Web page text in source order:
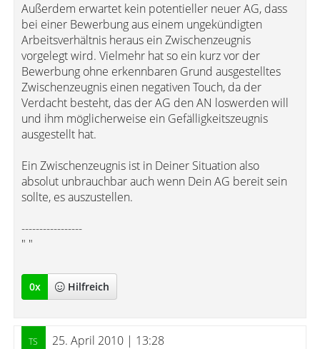
Außerdem erwartet kein potentieller neuer AG, dass
bei einer Bewerbung aus einem ungekündigten
Arbeitsverhältnis heraus ein Zwischenzeugnis
vorgelegt wird. Vielmehr hat so ein kurz vor der
Bewerbung ohne erkennbaren Grund ausgestelltes
Zwischenzeugnis einen negativen Touch, da der
Verdacht besteht, das der AG den AN loswerden will
und ihm möglicherweise ein Gefälligkeitszeugnis
ausgestellt hat.
Ein Zwischenzeugnis ist in Deiner Situation also
absolut unbrauchbar auch wenn Dein AG bereit sein
sollte, es auszustellen.
-----------------
" "
0x Hilfreich
25. April 2010 | 13:28